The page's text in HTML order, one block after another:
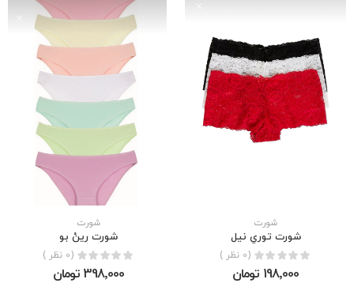
شورت
شورت توري نيل
(0 نظر )
198٬000 تومان
شورت
شورت رِينْ بو
(0 نظر )
398٬000 تومان